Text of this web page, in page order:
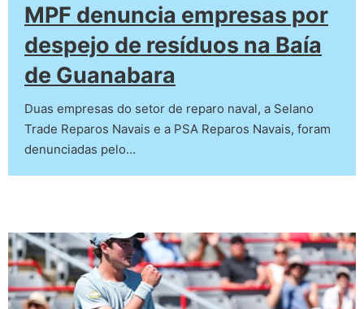
MPF denuncia empresas por
despejo de resíduos na Baía
de Guanabara
Duas empresas do setor de reparo naval, a Selano
Trade Reparos Navais e a PSA Reparos Navais, foram
denunciadas pelo…